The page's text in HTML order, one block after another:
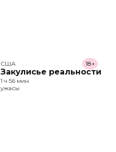
США
Закулисье реальности
18+
1 ч 56 мин
ужасы